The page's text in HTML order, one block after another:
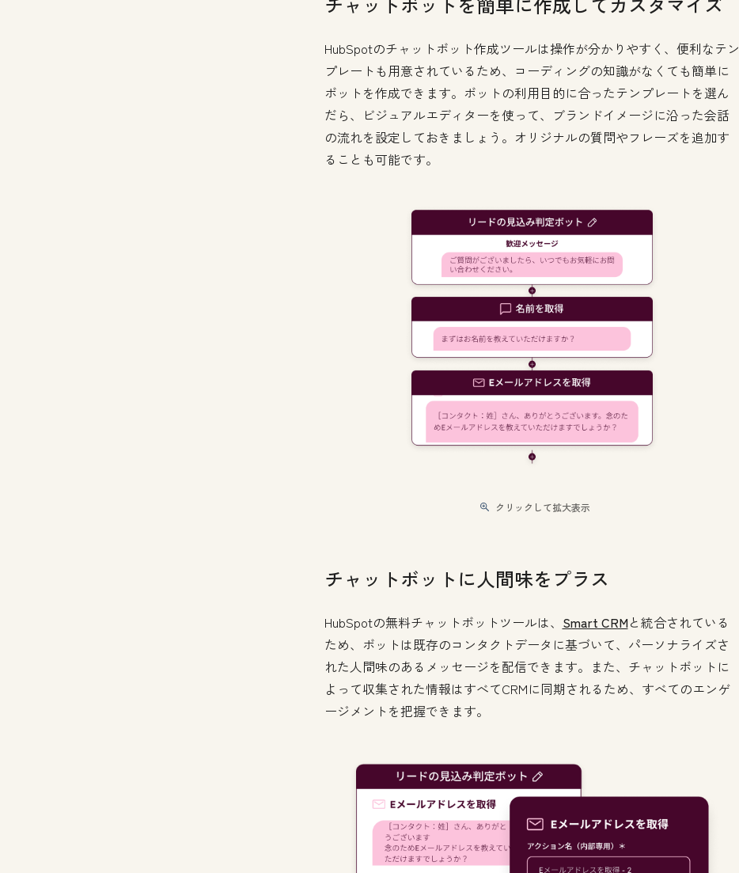
HubSpotのチャットボット作成ツールは操作が分かりやすく、便利なテン
プレートも用意されているため、コーディングの知識がなくても簡単に
ボットを作成できます。ボットの利用目的に合ったテンプレートを選ん
だら、ビジュアルエディターを使って、ブランドイメージに沿った会話
の流れを設定しておきましょう。オリジナルの質問やフレーズを追加す
ることも可能です。
クリックして拡大表示
チャットボットに人間味をプラス
HubSpotの無料チャットボットツールは、 Smart CRMと統合されている
ため、ボットは既存のコンタクトデータに基づいて、パーソナライズさ
れた人間味のあるメッセージを配信できます。また、チャットボットに
よって収集された情報はすべてCRMに同期されるため、すべてのエンゲ
ージメントを把握できます。